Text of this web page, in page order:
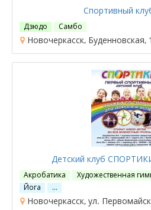
Спортивный
Дзюдо Самбо
Новочеркасск, Буденновская,
Детский клуб
Акробатика Художественная
Йога
…
Новочеркасск, ул.